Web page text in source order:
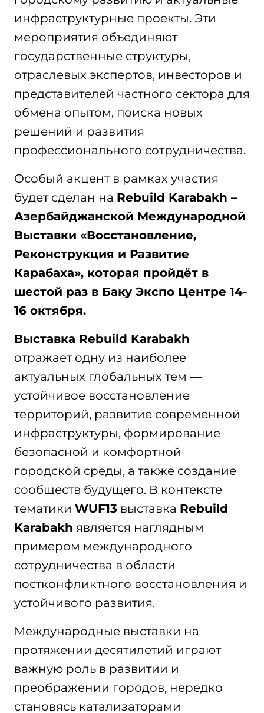
инфраструктурные проекты. Эти
мероприятия объединяют
государственные структуры,
отраслевых экспертов, инвесторов и
представителей частного сектора для
обмена опытом, поиска новых
решений и развития
профессионального сотрудничества.
Особый акцент в рамках участия
будет сделан на Rebuild Karabakh –
Азербайджанской Международной
Выставки «Восстановление,
Реконструкция и Развитие
Карабаха», которая пройдёт в
шестой раз в Баку Экспо Центре 14-
16 октября.
Выставка Rebuild Karabakh
отражает одну из наиболее
актуальных глобальных тем —
устойчивое восстановление
территорий, развитие современной
инфраструктуры, формирование
безопасной и комфортной
городской среды, а также создание
сообществ будущего. В контексте
тематики WUF13 выставка Rebuild
Karabakh является наглядным
примером международного
сотрудничества в области
постконфликтного восстановления и
устойчивого развития.
Международные выставки на
протяжении десятилетий играют
важную роль в развитии и
преображении городов, нередко
становясь катализаторами